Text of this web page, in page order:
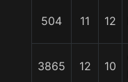
504 11 12
3865 12 10